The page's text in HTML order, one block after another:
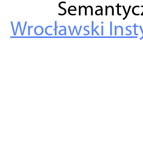
Wrocławski